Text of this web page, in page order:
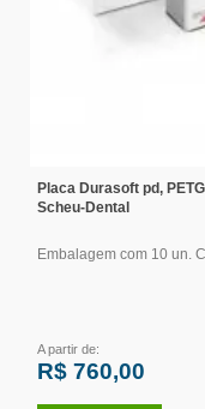
Placa Durasoft pd,
Scheu-Dental
Embalagem com 10 un.
A partir de:
R$ 760,00